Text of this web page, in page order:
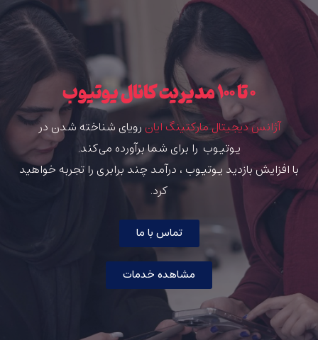
۰ تا ۱۰۰ مدیریت کانال یوتیوب
آژانس دیجیتال مارکتینگ ایان رویای شناخته شدن در
یوتیوب را برای شما برآورده می‌کند.
با افزایش بازدید یوتیوب ، درآمد چند برابری را تجربه خواهید
کرد.
تماس با ما
مشاهده خدمات